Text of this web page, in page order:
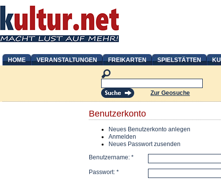
HOME VERANSTALTUNGEN FREIKARTEN SPIELSTÄTTEN
Zur Geosuche
Benutzerkonto
Neues Benutzerkonto anlegen
Anmelden
Neues Passwort zusenden
Benutzername: *
Passwort: *